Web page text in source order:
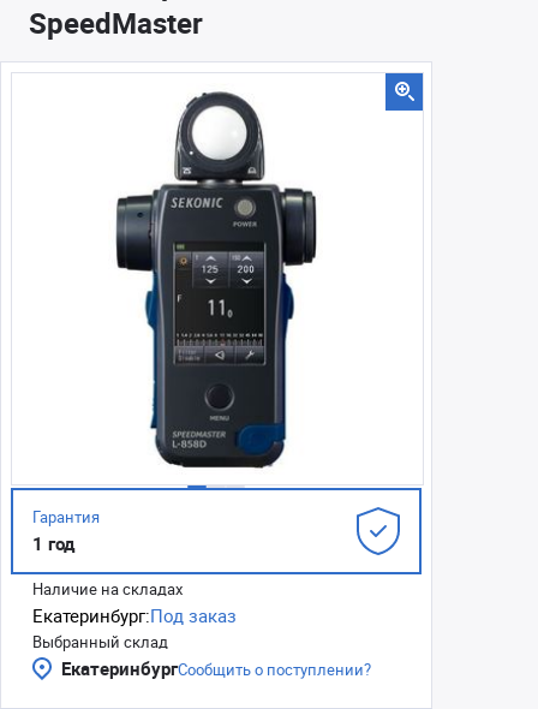
SpeedMaster
Гарантия
1 год
Наличие на складах
Екатеринбург:Под заказ
Выбранный склад
ЕкатеринбургСообщить о поступлении?